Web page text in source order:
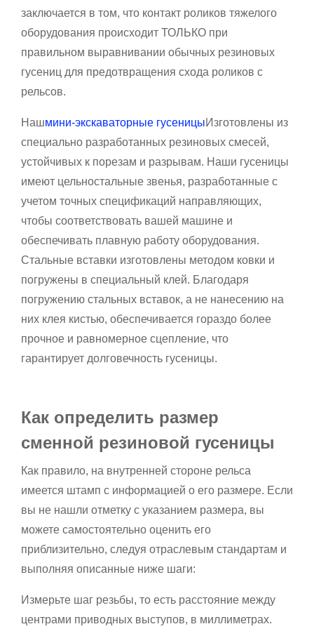
заключается в том, что контакт роликов тяжелого
оборудования происходит ТОЛЬКО при
правильном выравнивании обычных резиновых
гусениц для предотвращения схода роликов с
рельсов.
Нашмини-экскаваторные гусеницыИзготовлены из
специально разработанных резиновых смесей,
устойчивых к порезам и разрывам. Наши гусеницы
имеют цельностальные звенья, разработанные с
учетом точных спецификаций направляющих,
чтобы соответствовать вашей машине и
обеспечивать плавную работу оборудования.
Стальные вставки изготовлены методом ковки и
погружены в специальный клей. Благодаря
погружению стальных вставок, а не нанесению на
них клея кистью, обеспечивается гораздо более
прочное и равномерное сцепление, что
гарантирует долговечность гусеницы.
Как определить размер
сменной резиновой гусеницы
Как правило, на внутренней стороне рельса
имеется штамп с информацией о его размере. Если
вы не нашли отметку с указанием размера, вы
можете самостоятельно оценить его
приблизительно, следуя отраслевым стандартам и
выполняя описанные ниже шаги:
Измерьте шаг резьбы, то есть расстояние между
центрами приводных выступов, в миллиметрах.